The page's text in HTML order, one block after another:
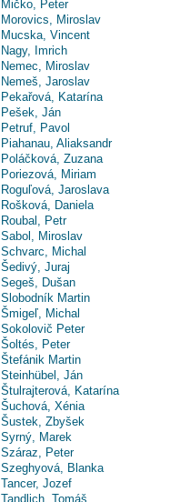
Mičko, Peter
Morovics, Miroslav
Mucska, Vincent
Nagy, Imrich
Nemec, Miroslav
Nemeš, Jaroslav
Pekařová, Katarína
Pešek, Ján
Petruf, Pavol
Piahanau, Aliaksandr
Poláčková, Zuzana
Poriezová, Miriam
Roguľová, Jaroslava
Rošková, Daniela
Roubal, Petr
Sabol, Miroslav
Schvarc, Michal
Šedivý, Juraj
Segeš, Dušan
Slobodník Martin
Šmigeľ, Michal
Sokolovič Peter
Šoltés, Peter
Štefánik Martin
Steinhübel, Ján
Štulrajterová, Katarína
Šuchová, Xénia
Šustek, Zbyšek
Syrný, Marek
Száraz, Peter
Szeghyová, Blanka
Tancer, Jozef
Tandlich, Tomáš